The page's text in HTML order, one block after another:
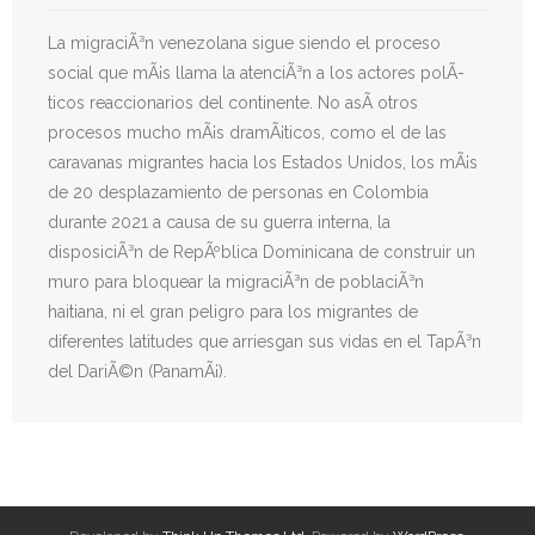
- Derechos Humanos en contextos de Violencia con
Fines PolÃ­ticos
- Derechos humanos y medidas coercitivas unilaterales
Revistas
- Inusual & Extraordinaria
- BoletÃ­n Ida y vuelta
Noticias
La migraciÃ³n venezolana sigue siendo el proceso
social que mÃ¡s llama la atenciÃ³n a los actores polÃ­
ticos reaccionarios del continente. No asÃ­ otros
procesos mucho mÃ¡s dramÃ¡ticos, como el de las
caravanas migrantes hacia los Estados Unidos, los mÃ¡s
de 20 desplazamiento de personas en Colombia
durante 2021 a causa de su guerra interna, la
disposiciÃ³n de RepÃºblica Dominicana de construir un
muro para bloquear la migraciÃ³n de poblaciÃ³n
haitiana, ni el gran peligro para los migrantes de
diferentes latitudes que arriesgan sus vidas en el TapÃ³n
del DariÃ©n (PanamÃ¡).